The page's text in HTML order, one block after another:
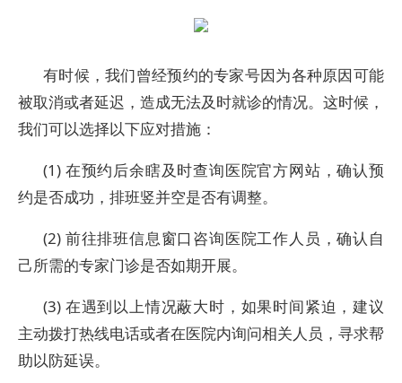
有时候，我们曾经预约的专家号因为各种原因可能
被取消或者延迟，造成无法及时就诊的情况。这时候，
我们可以选择以下应对措施：
(1) 在预约后余瞎及时查询医院官方网站，确认预
约是否成功，排班竖并空是否有调整。
(2) 前往排班信息窗口咨询医院工作人员，确认自
己所需的专家门诊是否如期开展。
(3) 在遇到以上情况蔽大时，如果时间紧迫，建议
主动拨打热线电话或者在医院内询问相关人员，寻求帮
助以防延误。